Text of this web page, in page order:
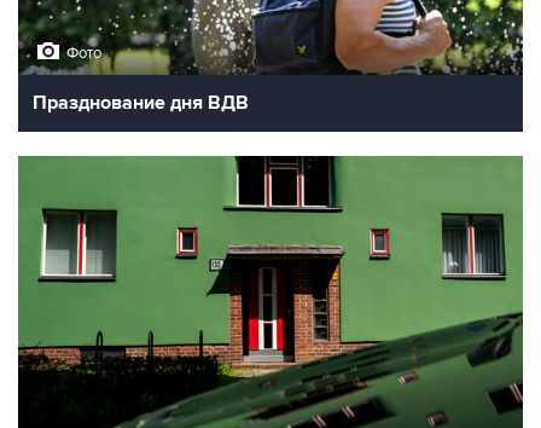
Фото
Празднование дня ВДВ